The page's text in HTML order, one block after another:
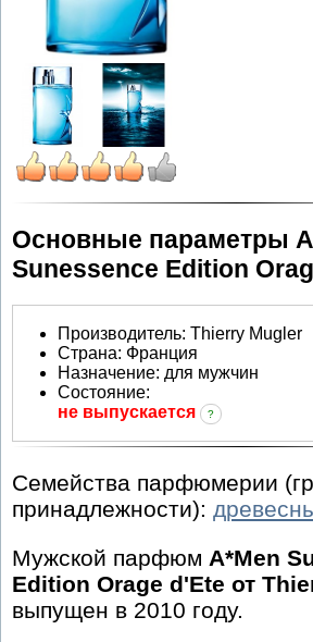
Основные параметры
Sunessence Edition
Производитель: Thierry Mugler
Страна: Франция
Назначение: для мужчин
Состояние:
не выпускается
?
Семейства парфюмерии
принадлежности):
Мужской парфюм A*Men
Edition Orage d'Ete от
выпущен в 2010 году.